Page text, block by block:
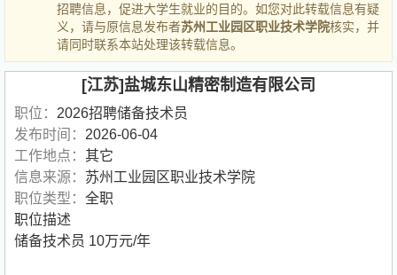
招聘信息，促进大学生就业的目的。如您对此转载信息有疑
义，请与原信息发布者苏州工业园区职业技术学院核实，并
请同时联系本站处理该转载信息。
[江苏]盐城东山精密制造有限公司
职位： 2026招聘储备技术员
发布时间： 2026-06-04
工作地点： 其它
信息来源： 苏州工业园区职业技术学院
职位类型： 全职
职位描述
储备技术员 10万元/年